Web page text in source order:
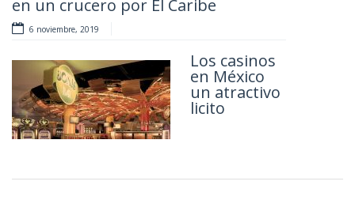
en un crucero por El Caribe
6 noviembre, 2019
Los casinos
en México
un atractivo
licito